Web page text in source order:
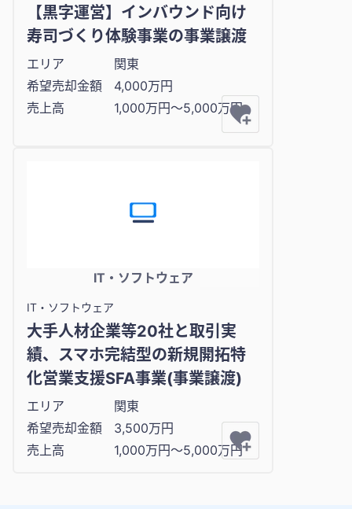
【黒字運営】インバウンド向け
寿司づくり体験事業の事業譲渡
エリア
関東
希望売却金額
4,000万円
売上高
1,000万円〜5,000万円
IT・ソフトウェア
IT・ソフトウェア
大手人材企業等20社と取引実
績、スマホ完結型の新規開拓特
化営業支援SFA事業(事業譲渡)
エリア
関東
希望売却金額
3,500万円
売上高
1,000万円〜5,000万円